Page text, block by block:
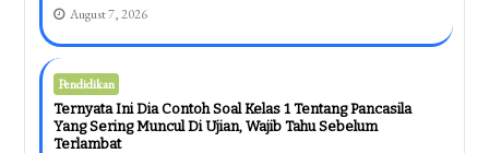
August 7, 2026
Pendidikan
Ternyata Ini Dia Contoh Soal Kelas 1 Tentang Pancasila
Yang Sering Muncul Di Ujian, Wajib Tahu Sebelum
Terlambat